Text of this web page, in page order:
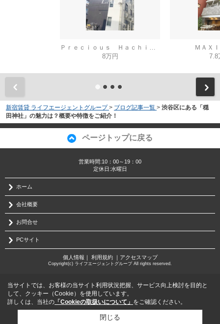
8万円
ＭＡＸ
7.8
新宿賃貸 ライフエージェントグループ > ブログ記事一覧 > 渋谷区にある「穏
田神社」の魅力は？概要や特徴をご紹介！
ページトップに戻る
営業時間:10：00～19：00
定休日:水曜日
ホーム
会社概要
お問合せ
PCサイト
個人情報 ｜ 利用規約｜ アクセスマップ
Copyright(c) ライフエージェントグループ All rights reserved.
当サイトでは、お客様の当サイト利用状況把握、サービス向上検討を目的と
して、クッキー（Cookie）を使用しています。
詳しくは、当社の 「Cookieの取扱いについて」 をご確認ください。
閉じる